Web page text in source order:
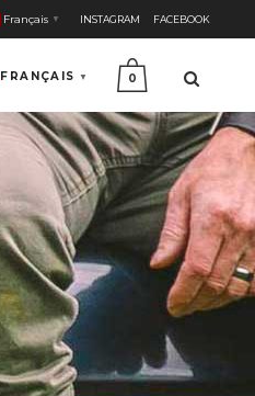
Français ▼ INSTAGRAM FACEBOOK
0
FRANÇAIS ▼